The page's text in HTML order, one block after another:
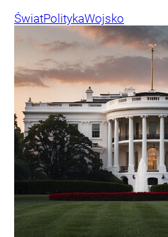
ŚwiatPolitykaWojsko